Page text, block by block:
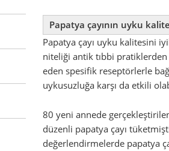
Papatya çayının uyku
Papatya çayı uyku kalitesini
niteliği antik tıbbi
eden spesifik reseptörlerle
uykusuzluğa karşı da etkili
80 yeni annede
düzenli papatya çayı
değerlendirmelerde papatya